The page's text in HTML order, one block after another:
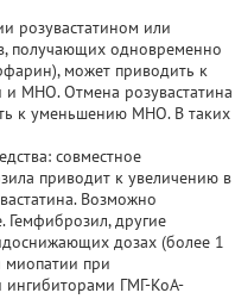
розувастатином или
получающих одновременно
может приводить к
MHO. Отмена розувастатина
к уменьшению MHO. В таких
совместное
приводит к увеличению в
Возможно
Гемфиброзил, другие
дозах (более 1
миопатии при
ГМГ-КоА-